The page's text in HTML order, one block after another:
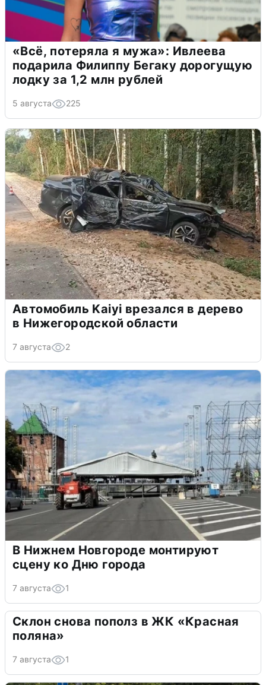
«Всё, потеряла я мужа»: Ивлеева
подарила Филиппу Бегаку дорогущую
лодку за 1,2 млн рублей
5 августа 225
Автомобиль Kaiyi врезался в дерево
в Нижегородской области
7 августа 2
В Нижнем Новгороде монтируют
сцену ко Дню города
7 августа 1
Склон снова пополз в ЖК «Красная
поляна»
7 августа 1